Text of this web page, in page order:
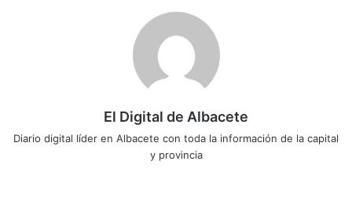
El Digital de Albacete
Diario digital líder en Albacete con toda la información de la capital
y provincia